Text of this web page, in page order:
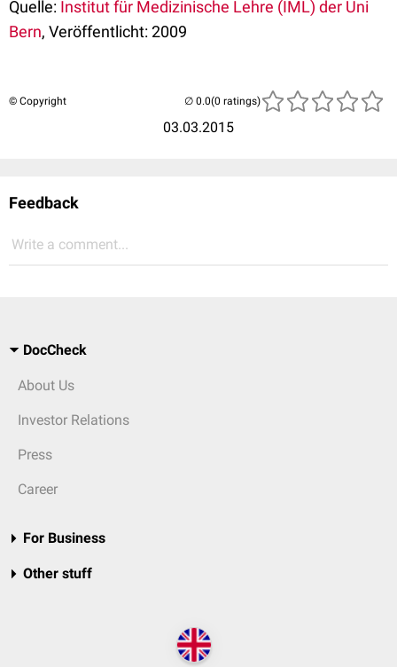
Quelle: Institut für Medizinische Lehre (IML) der Uni
Bern, Veröffentlicht: 2009
© Copyright
03.03.2015
(0 ratings)
Feedback
Write a comment...
DocCheck
About Us
Investor Relations
Press
Career
For Business
Other stuff